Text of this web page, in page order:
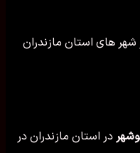
های استان مازندران
در استان مازندران در